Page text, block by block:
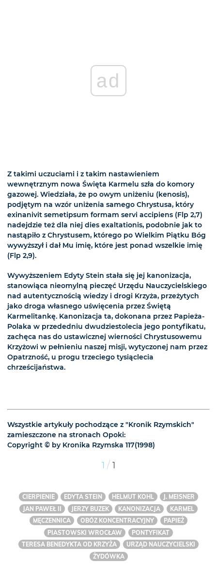
ad
Z takimi uczuciami i z takim nastawieniem
wewnętrznym nowa Święta Karmelu szła do komory
gazowej. Wiedziała, że po owym uniżeniu (kenosis),
podjętym na wzór uniżenia samego Chrystusa, który
exinanivit semetipsum formam servi accipiens (Flp 2,7)
nadejdzie też dla niej dies exaltationis, podobnie jak to
nastąpiło z Chrystusem, którego po Wielkim Piątku Bóg
wywyższył i dał Mu imię, które jest ponad wszelkie imię
(Flp 2,9).
Wywyższeniem Edyty Stein stała się jej kanonizacja,
stanowiąca nieomylną pieczęć Urzędu Nauczycielskiego
nad autentycznością wiedzy i drogi Krzyża, przeżytych
jako droga własnego uświęcenia przez Świętą
Karmelitankę. Kanonizacja ta, dokonana przez Papieża-
Polaka w przededniu dwudziestolecia jego pontyfikatu,
zachęca nas do ustawicznej wierności Chrystusowemu
Krzyżowi w pełnieniu naszej misji, wytyczonej nam przez
Opatrzność, u progu trzeciego tysiąclecia
chrześcijaństwa.
Wszystkie artykuły pochodzące z "Kronik Rzymskich"
zamieszczone na stronach Opoki:
Copyright © by Kronika Rzymska 117(1998)
1 / 1
CIERPIENIE EDYTA STEIN HELMUT KOHL
J. MEISNER
JAN PAWEŁ II
JERZY BUZEK KANONIZACJA
KARMEL
MĘCZENNICA
OBÓZ KONCENTRACYJNY
PAPIEŻ
PIASTOWSKI WROCŁAW
PONTYFIKAT
TERESA BENEDYKTA OD KRZYŻA
URZĄD NAUCZYCIELSKI
ŻYDÓWKA